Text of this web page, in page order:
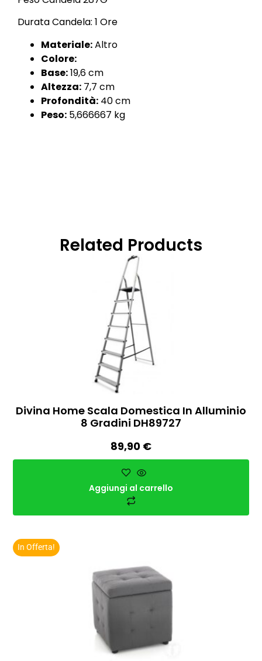
Durata Candela: 1 Ore
Materiale:Altro
Colore:
Base:19,6 cm
Altezza: 7,7 cm
Profondità: 40 cm
Peso: 5,666667 kg
Related Products
Divina Home Scala Domestica In Alluminio
8 Gradini DH89727
89,90 €
Aggiungi al carrello
In Offerta!